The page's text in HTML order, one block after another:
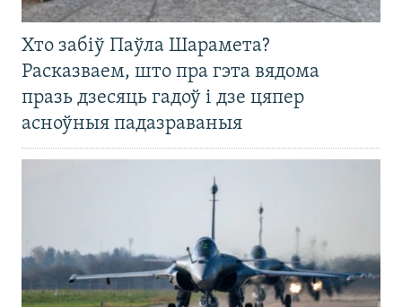
Хто забіў Паўла Шарамета?
Расказваем, што пра гэта вядома
празь дзесяць гадоў і дзе цяпер
асноўныя падазраваныя